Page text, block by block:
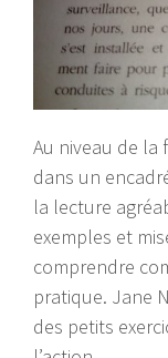
Au niveau de la
dans un
la lecture
exemples et
comprendre
pratique. Jane
des petits